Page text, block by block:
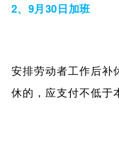
2、9月30日加班
安排劳动者工作后补
休的，应支付不低于